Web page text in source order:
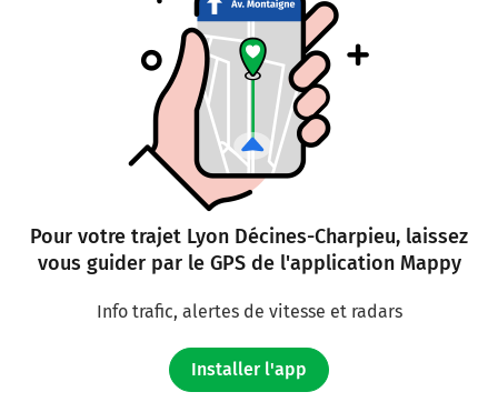
Pour votre trajet Lyon Décines-Charpieu, laissez
vous guider par le GPS de l'application Mappy
Info trafic, alertes de vitesse et radars
Installer l'app